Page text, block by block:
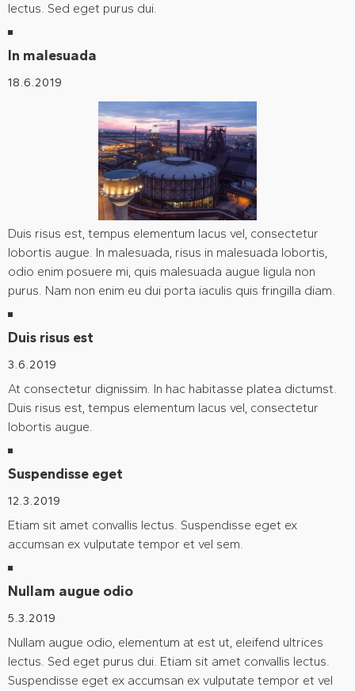
lectus. Sed eget purus dui.
In malesuada
18.6.2019
Duis risus est, tempus elementum lacus vel, consectetur
lobortis augue. In malesuada, risus in malesuada lobortis,
odio enim posuere mi, quis malesuada augue ligula non
purus. Nam non enim eu dui porta iaculis quis fringilla diam.
Duis risus est
3.6.2019
At consectetur dignissim. In hac habitasse platea dictumst.
Duis risus est, tempus elementum lacus vel, consectetur
lobortis augue.
Suspendisse eget
12.3.2019
Etiam sit amet convallis lectus. Suspendisse eget ex
accumsan ex vulputate tempor et vel sem.
Nullam augue odio
5.3.2019
Nullam augue odio, elementum at est ut, eleifend ultrices
lectus. Sed eget purus dui. Etiam sit amet convallis lectus.
Suspendisse eget ex accumsan ex vulputate tempor et vel